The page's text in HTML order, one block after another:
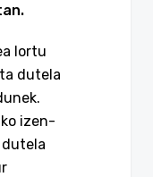
lortu
dutela
izen-